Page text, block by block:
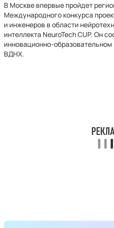
В Москве впервые пройдет
Международного конкурса
и инженеров в области
интеллекта NeuroTech CUP. Он
инновационно-образовательном
ВДНХ.